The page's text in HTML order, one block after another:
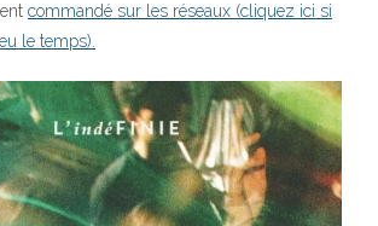
commandé sur les réseaux (cliquez ici si
le temps).